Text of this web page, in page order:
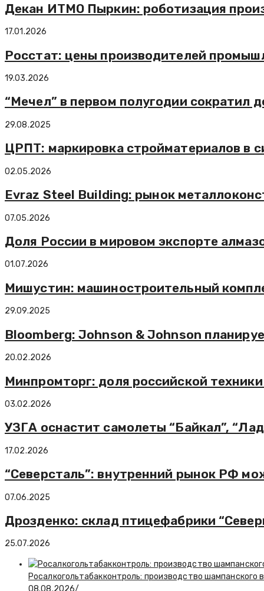
Декан ИТМО Пыркин: роботизация
17.01.2026
Росстат: цены производителей
19.03.2026
“Мечел” в первом полугодии сократил
29.08.2025
ЦРПТ: маркировка стройматериалов в
02.05.2026
Evraz Steel Building: рынок
07.05.2026
Доля России в мировом экспорте
01.07.2026
Мишустин: машиностроительный
29.09.2025
Bloomberg: Johnson & Johnson
20.02.2026
Минпромторг: доля российской
03.02.2026
УЗГА оснастит самолеты “Байкал”,
17.02.2026
“Северсталь”: внутренний рынок РФ
07.06.2025
Дрозденко: склад птицефабрики
25.07.2026
Росалкогольтабакконтроль: производство шампанского